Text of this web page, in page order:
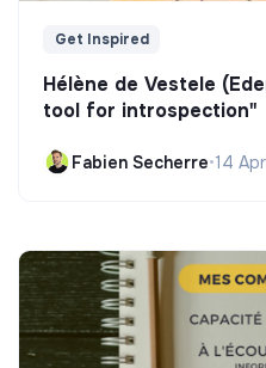
Get Inspired
Hélène de Vestele
tool for introspection"
Fabien Secherre•14